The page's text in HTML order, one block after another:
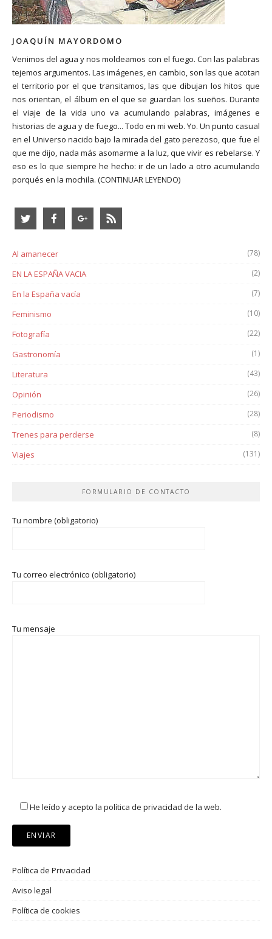
JOAQUÍN MAYORDOMO
Venimos del agua y nos moldeamos con el fuego. Con las palabras
tejemos argumentos. Las imágenes, en cambio, son las que acotan
el territorio por el que transitamos, las que dibujan los hitos que
nos orientan, el álbum en el que se guardan los sueños. Durante
el viaje de la vida uno va acumulando palabras, imágenes e
historias de agua y de fuego... Todo en mi web. Yo. Un punto casual
en el Universo nacido bajo la mirada del gato perezoso, que fue el
que me dijo, nada más asomarme a la luz, que vivir es rebelarse. Y
eso es lo que siempre he hecho: ir de un lado a otro acumulando
porqués en la mochila. (CONTINUAR LEYENDO)
Al amanecer (78)
EN LA ESPAÑA VACIA (2)
En la España vacía (7)
Feminismo (10)
Fotografía (22)
Gastronomía (1)
Literatura (43)
Opinión (26)
Periodismo (28)
Trenes para perderse (8)
Viajes (131)
FORMULARIO DE CONTACTO
Tu nombre (obligatorio)
Tu correo electrónico (obligatorio)
Tu mensaje
He leído y acepto la política de privacidad de la web.
Política de Privacidad
Aviso legal
Política de cookies